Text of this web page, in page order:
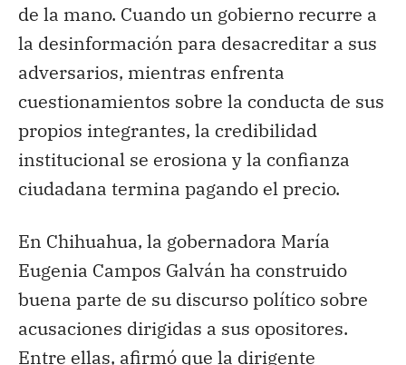
de la mano. Cuando un gobierno recurre a
la desinformación para desacreditar a sus
adversarios, mientras enfrenta
cuestionamientos sobre la conducta de sus
propios integrantes, la credibilidad
institucional se erosiona y la confianza
ciudadana termina pagando el precio.
En Chihuahua, la gobernadora María
Eugenia Campos Galván ha construido
buena parte de su discurso político sobre
acusaciones dirigidas a sus opositores.
Entre ellas, afirmó que la dirigente